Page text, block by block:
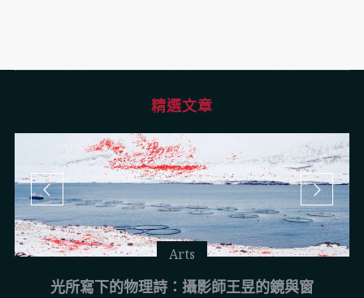
精選文章
Arts
光所寫下的物理詩：攝影師王昱的鏡與窗